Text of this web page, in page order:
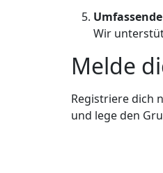
Wir
Melde
Registriere dich
und lege den